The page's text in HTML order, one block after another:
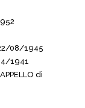
22/08/1945
1941
di